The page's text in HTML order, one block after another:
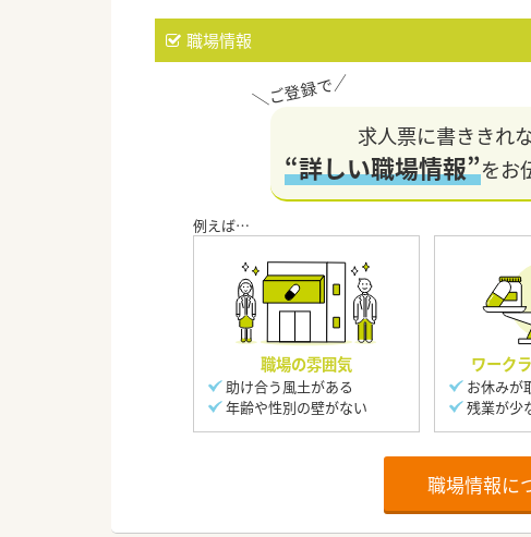
職場情報
求人票に書ききれ
“詳しい職場情報”をお
職場の雰囲気
助け合う風土がある
年齢や性別の壁がない
ワーク
お休みが
残業が少
職場情報に